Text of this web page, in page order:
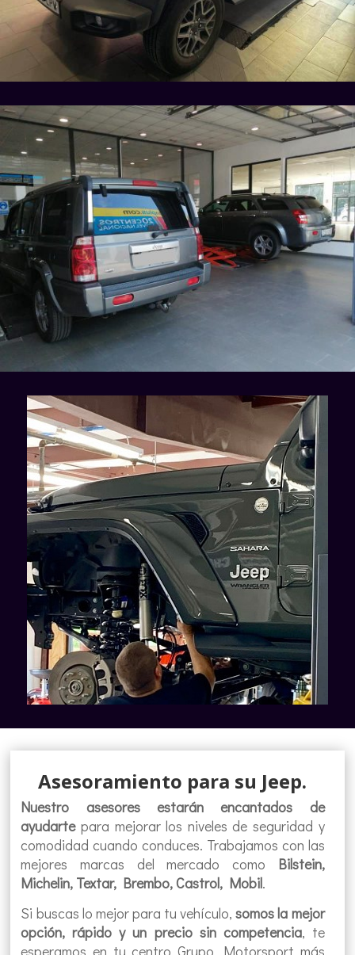
Asesoramiento para su Jeep.
Nuestro asesores estarán encantados de
ayudartepara mejorar los niveles de seguridad y
comodidad cuando conduces. Trabajamos con las
mejores marcas del mercado como Bilstein,
Michelin, Textar, Brembo, Castrol, Mobil.
Si buscas lo mejor para tu vehículo,somos la mejor
opción, rápido y un precio sin competencia, te
esperamos en tu centro Grupo Motorsport más